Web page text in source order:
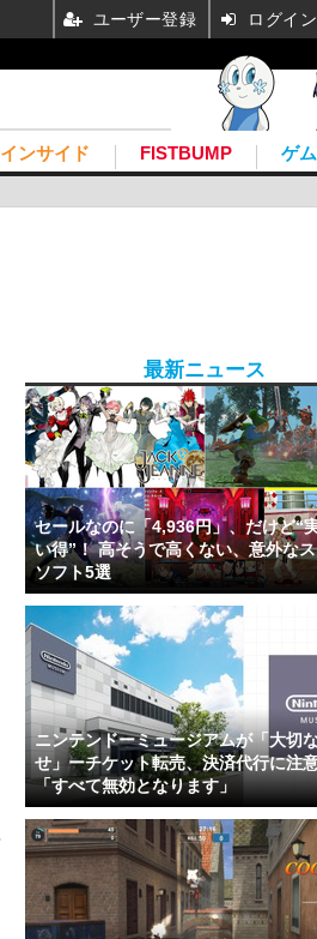
インサイド FISTBUMP ゲ
最新ニュース
セールなのに「4,936円」、だけど“
い得”！ 高そうで高くない、意外な
ソフト5選
ニンテンドーミュージアムが「大切
せ」ーチケット転売、決済代行に注
「すべて無効となります」
ユーザー登録 ログイン